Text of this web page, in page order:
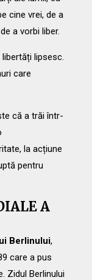
cine vrei, de a
a vorbi liber.
lipsesc.
care
că a trăi într-
la acțiune
pentru
A
Berlinului,
care a pus
Zidul Berlinului